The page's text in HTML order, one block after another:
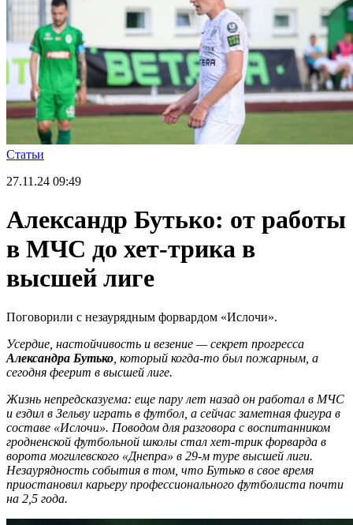
Статьи
27.11.24 09:49
Александр Бутько: от работы
в МЧС до хет-трика в
высшей лиге
Поговорили с незаурядным форвардом «Ислочи».
Усердие, настойчивость и везение — секрет прогресса
Александра Бутько , который когда-то был пожарным , а
сегодня феерит в высшей лиге.
Жизнь непредсказуема: еще пару лет назад он работал в МЧС
и ездил в Зельву играть в футбол, а сейчасзаметная фигура в
составе «Ислочи». Поводом для разговора с воспитанником
гродненской футбольной школы стал хет-трик форварда в
ворота могилевского «Днепра» в 29-м туре высшей лиги.
Незаурядность события в том, что Бутько в свое время
приостановил карьеру профессионального футболиста почти
на 2,5 года.